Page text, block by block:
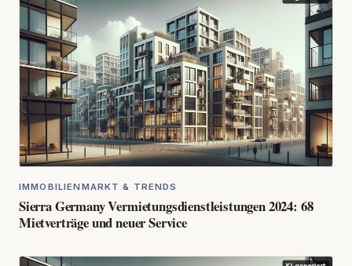
IMMOBILIENMARKT & TRENDS
Sierra Germany Vermietungsdienstleistungen 2024: 68
Mietverträge und neuer Service